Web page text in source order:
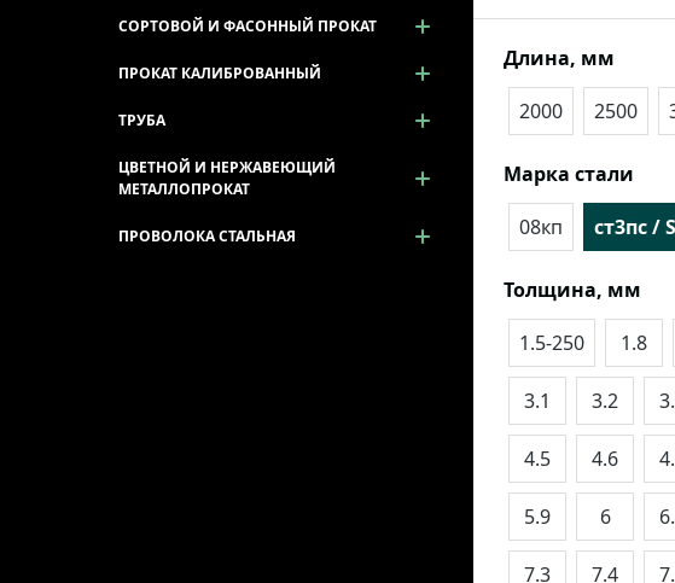
Длина, мм
2000
2500
Марка стали
08кп
ст3пс /
Толщина, мм
1.5-250
1.8
3.1 3.2
4.5 4.6
5.9 6
7.3 7.4
СОРТОВОЙ И ФАСОННЫЙ ПРОКАТ
ПРОКАТ КАЛИБРОВАННЫЙ
ТРУБА
ЦВЕТНОЙ И НЕРЖАВЕЮЩИЙ
МЕТАЛЛОПРОКАТ
ПРОВОЛОКА СТАЛЬНАЯ